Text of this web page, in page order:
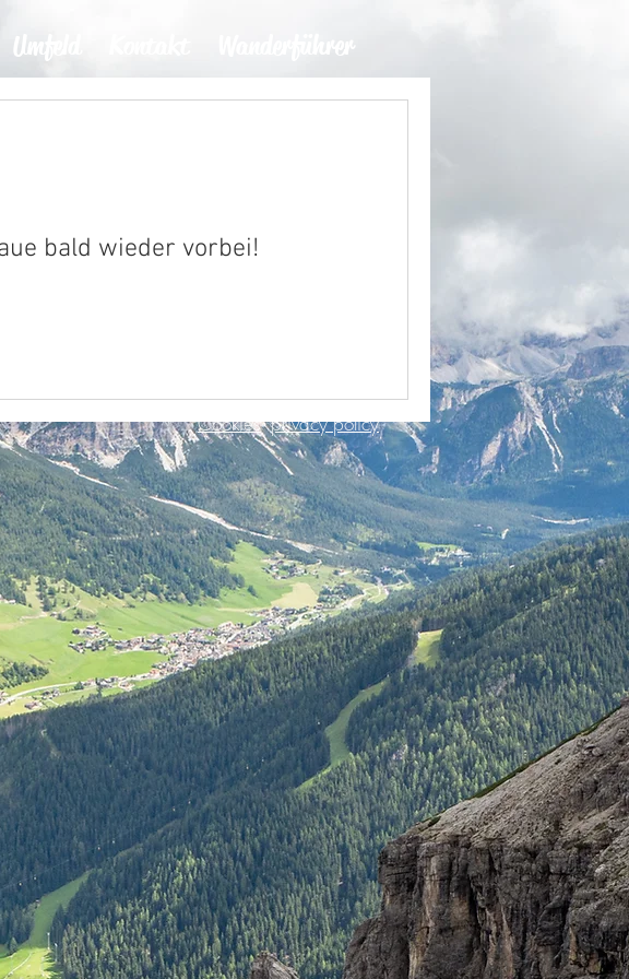
Umfeld Wanderführer
bald wieder vorbei!
Cookies privacy policy